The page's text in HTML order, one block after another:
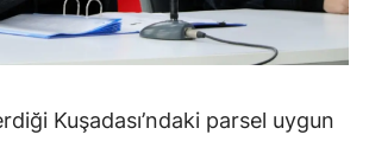
Kuşadası’ndaki parsel uygun